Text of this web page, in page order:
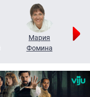
Мария
Фомина